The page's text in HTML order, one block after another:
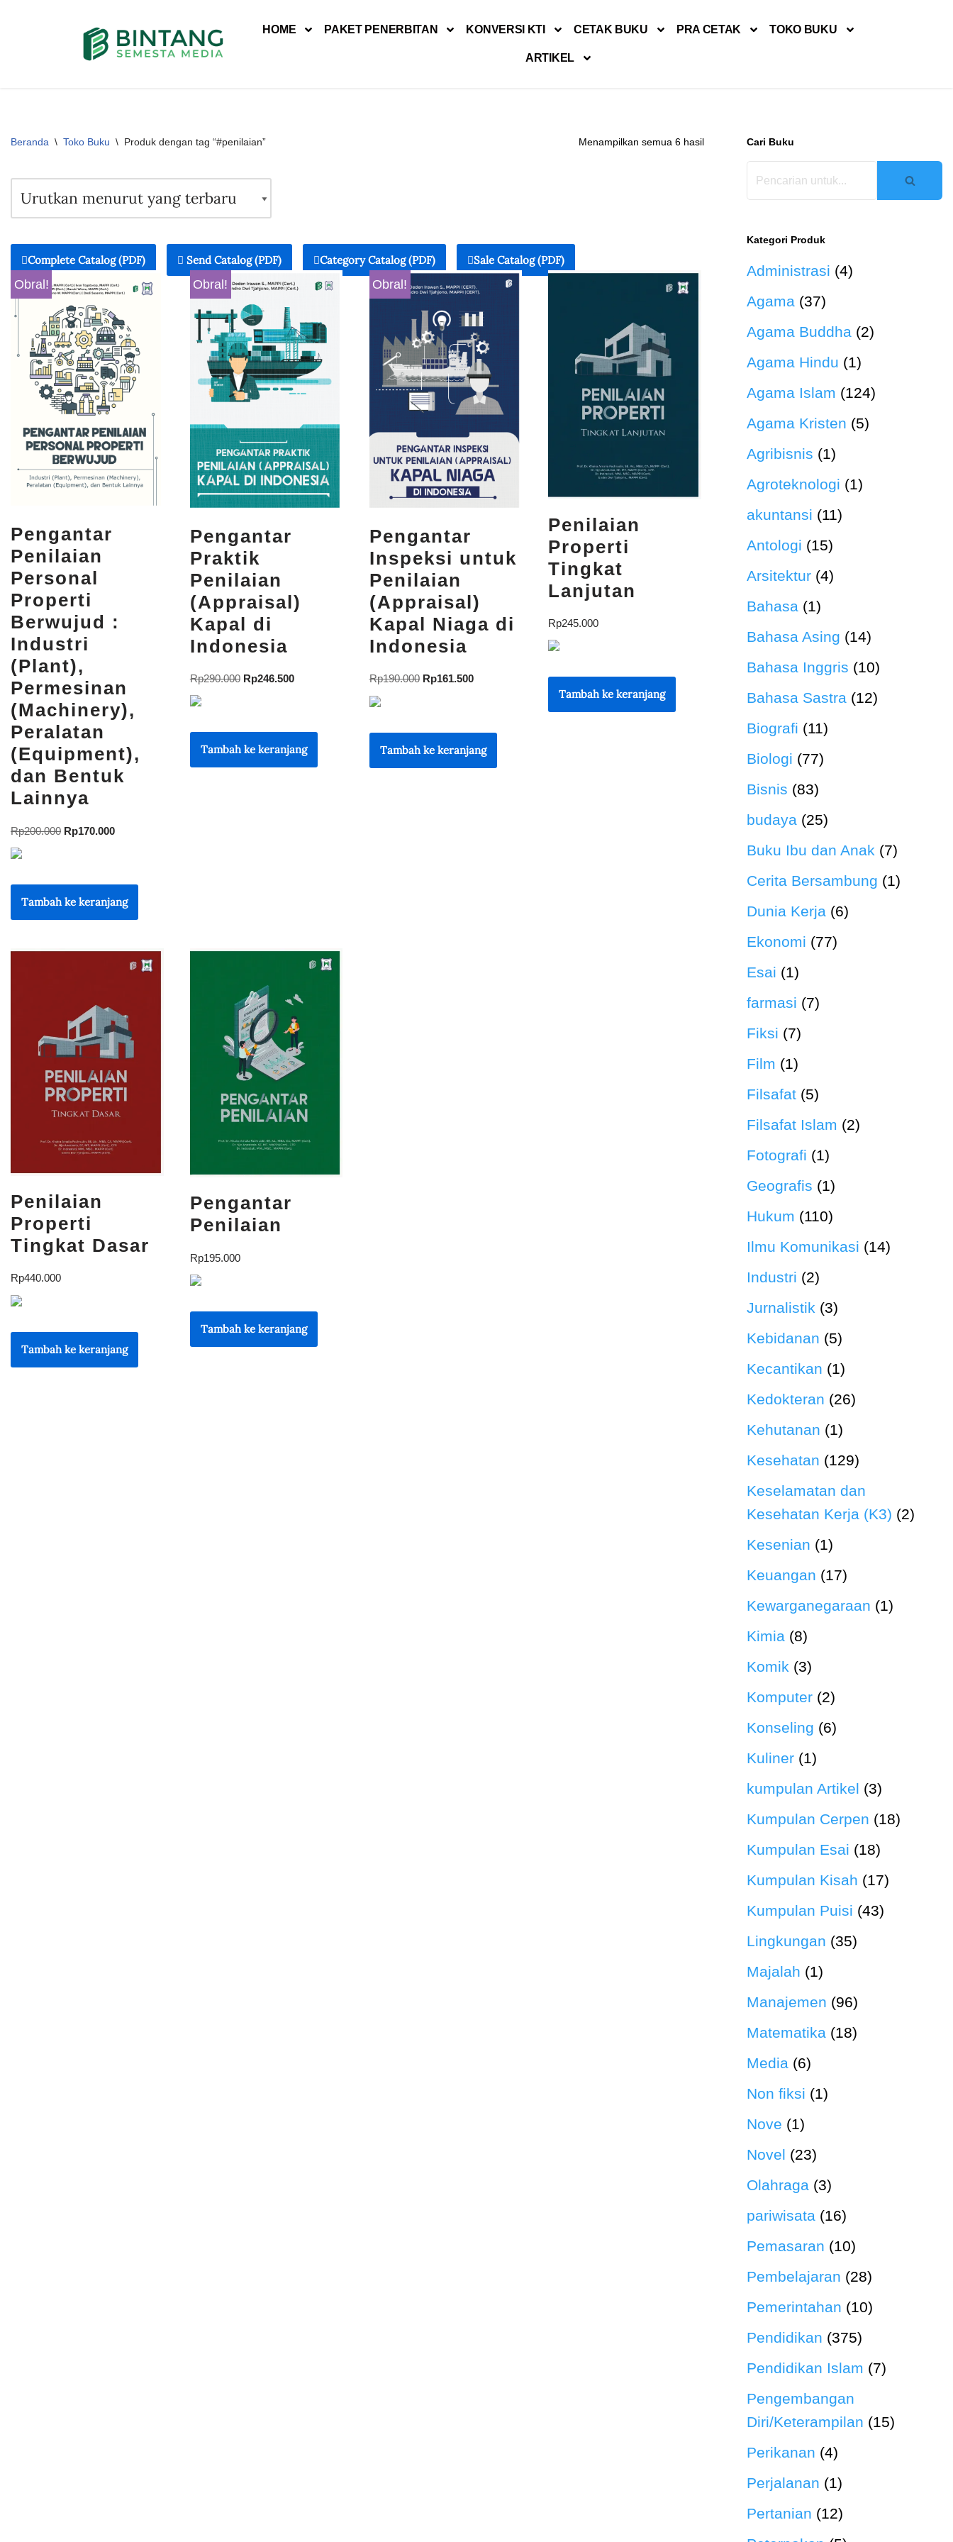
HOME PAKET PENERBITAN KONVERSI KTI CETAK BUKU PRA CETAK TOKO BUKU
ARTIKEL
Beranda \ Toko Buku \ Produk dengan tag “#penilaian” Menampilkan semua 6 hasil
Complete Catalog (PDF) Send Catalog (PDF) Category Catalog (PDF) Sale Catalog (PDF)
Obral!
Pengantar
Penilaian
Personal
Properti
Berwujud :
Industri
(Plant),
Permesinan
(Machinery),
Peralatan
(Equipment),
dan Bentuk
Lainnya
Rp200.000 Rp170.000
Tambah ke keranjang
Obral!
Pengantar
Praktik
Penilaian
(Appraisal)
Kapal di
Indonesia
Rp290.000 Rp246.500
Tambah ke keranjang
Obral!
Pengantar
Inspeksi untuk
Penilaian
(Appraisal)
Kapal Niaga di
Indonesia
Rp190.000 Rp161.500
Tambah ke keranjang
Penilaian
Properti
Tingkat
Lanjutan
Rp245.000
Tambah ke keranjang
Penilaian
Properti
Tingkat Dasar
Rp440.000
Tambah ke keranjang
Pengantar
Penilaian
Rp195.000
Tambah ke keranjang
Cari Buku
Kategori Produk
Administrasi (4)
Agama (37)
Agama Buddha (2)
Agama Hindu (1)
Agama Islam (124)
Agama Kristen (5)
Agribisnis (1)
Agroteknologi (1)
akuntansi (11)
Antologi (15)
Arsitektur (4)
Bahasa (1)
Bahasa Asing (14)
Bahasa Inggris (10)
Bahasa Sastra (12)
Biografi (11)
Biologi (77)
Bisnis (83)
budaya (25)
Buku Ibu dan Anak (7)
Cerita Bersambung (1)
Dunia Kerja (6)
Ekonomi (77)
Esai (1)
farmasi (7)
Fiksi (7)
Film (1)
Filsafat (5)
Filsafat Islam (2)
Fotografi (1)
Geografis (1)
Hukum (110)
Ilmu Komunikasi (14)
Industri (2)
Jurnalistik (3)
Kebidanan (5)
Kecantikan (1)
Kedokteran (26)
Kehutanan (1)
Kesehatan (129)
Keselamatan dan
Kesehatan Kerja (K3) (2)
Kesenian (1)
Keuangan (17)
Kewarganegaraan (1)
Kimia (8)
Komik (3)
Komputer (2)
Konseling (6)
Kuliner (1)
kumpulan Artikel (3)
Kumpulan Cerpen (18)
Kumpulan Esai (18)
Kumpulan Kisah (17)
Kumpulan Puisi (43)
Lingkungan (35)
Majalah (1)
Manajemen (96)
Matematika (18)
Media (6)
Non fiksi (1)
Nove (1)
Novel (23)
Olahraga (3)
pariwisata (16)
Pemasaran (10)
Pembelajaran (28)
Pemerintahan (10)
Pendidikan (375)
Pendidikan Islam (7)
Pengembangan
Diri/Keterampilan (15)
Perikanan (4)
Perjalanan (1)
Pertanian (12)